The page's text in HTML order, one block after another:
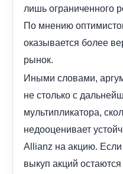
лишь ограниченного
По мнению
оказывается более
рынок.
Иными словами,
не столько с
мультипликатора,
недооценивает
Allianz на акцию.
выкуп акций